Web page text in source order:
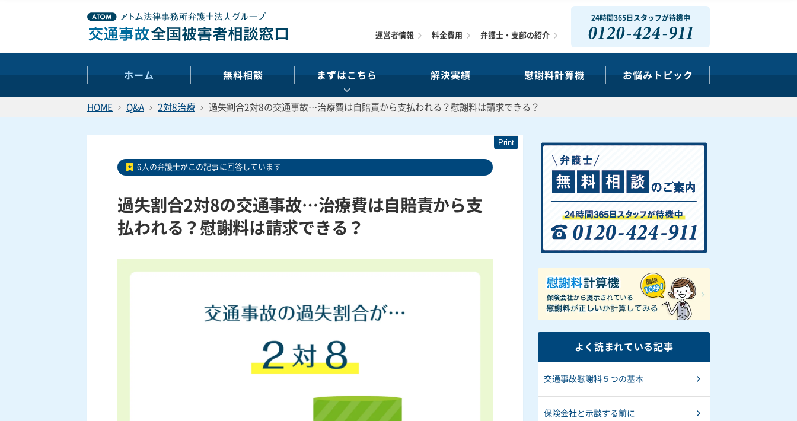
24時間365日スタッフが待機中
0120-424-911
ホーム 無料相談 まずはこちら 解決実績 慰謝料計算機 お悩みトピック
運営者情報 料金費用 弁護士・支部の紹介
HOME Q&A 2対8治療 過失割合2対8の交通事故…治療費は自賠責から支払われる？慰謝料は請求できる？
6人の弁護士がこの記事に回答しています
過失割合2対8の交通事故…治療費は自賠責から支
払われる？慰謝料は請求できる？
よく読まれている記事
交通事故慰謝料５つの基本
保険会社と示談する前に